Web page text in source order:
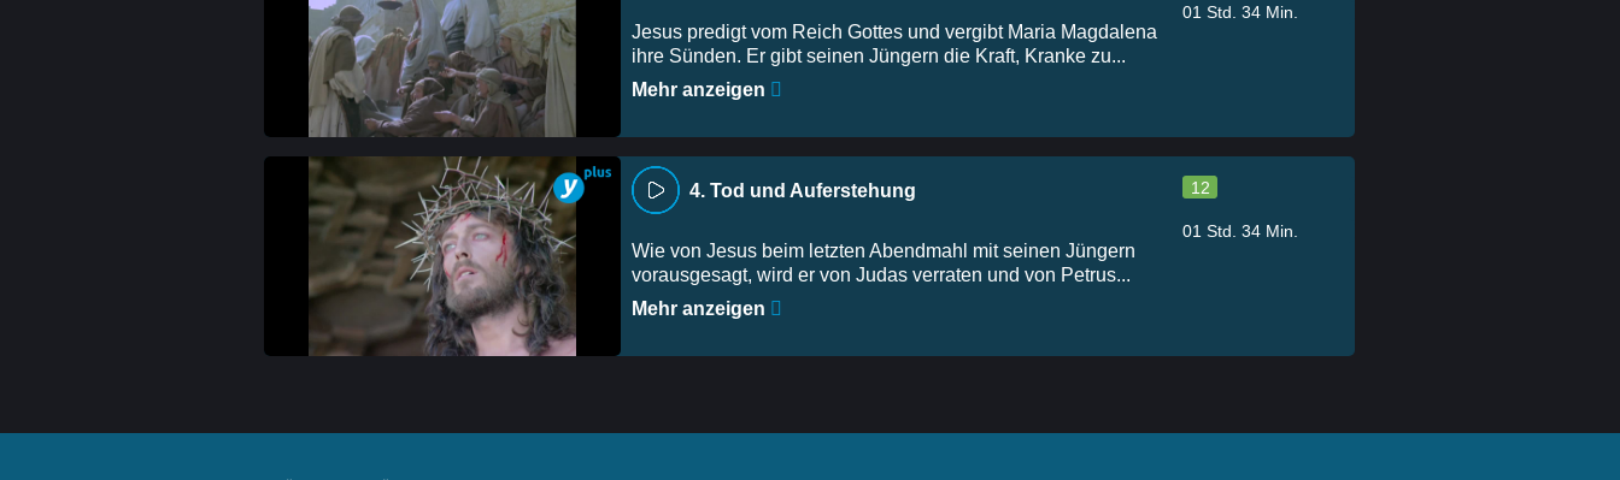
Jesus predigt vom Reich Gottes und vergibt Maria Magdalena
ihre Sünden. Er gibt seinen Jüngern die Kraft, Kranke zu...
Mehr anzeigen
01 Std. 34 Min.
4. Tod und Auferstehung
Wie von Jesus beim letzten Abendmahl mit seinen Jüngern
vorausgesagt, wird er von Judas verraten und von Petrus...
Mehr anzeigen
12
01 Std. 34 Min.